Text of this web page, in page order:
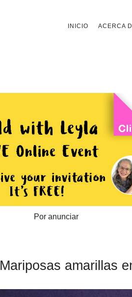
INICIO ACERCA
Por anunciar
Mariposas amarillas